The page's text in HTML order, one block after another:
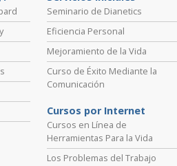
Seminario de Dianetics
Eficiencia Personal
Mejoramiento de la Vida
Curso de Éxito Mediante la
Comunicación
Cursos por Internet
Cursos en Línea de
Herramientas Para la Vida
Los Problemas del Trabajo